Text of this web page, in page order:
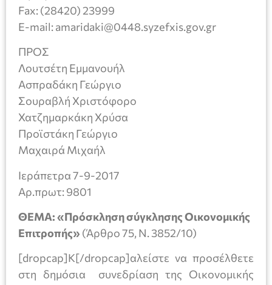
Fax: (28420) 23999
E-mail: amaridaki@0448.syzefxis.gov.gr
ΠΡΟΣ
Λουτσέτη Εμμανουήλ
Ασπραδάκη Γεώργιο
Σουραβλή Χριστόφορο
Χατζημαρκάκη Χρύσα
Προϊστάκη Γεώργιο
Μαχαιρά Μιχαήλ
Ιεράπετρα 7-9-2017
Aρ.πρωτ: 9801
ΘΕΜΑ: «Πρόσκληση σύγκλησης Οικονομικής
Επιτροπής» (Άρθρο 75, Ν. 3852/10)
[dropcap]Κ[/dropcap]αλείστε να προσέλθετε
στη δημόσια συνεδρίαση της Οικονομικής